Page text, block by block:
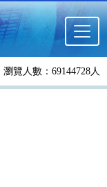
瀏覽人數：69144728人